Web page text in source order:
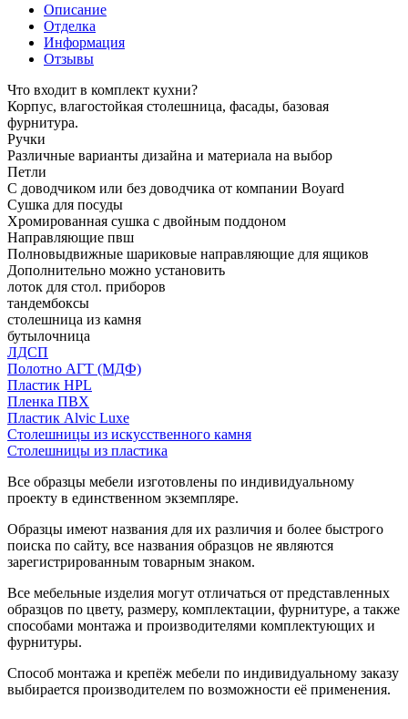
Описание
Отделка
Информация
Отзывы
Что входит в комплект кухни?
Корпус, влагостойкая столешница, фасады, базовая
фурнитура.
Ручки
Различные варианты дизайна и материала на выбор
Петли
С доводчиком или без доводчика от компании Boyard
Сушка для посуды
Хромированная сушка с двойным поддоном
Направляющие пвш
Полновыдвижные шариковые направляющие для ящиков
Дополнительно можно установить
лоток для стол. приборов
тандембоксы
столешница из камня
бутылочница
ЛДСП
Полотно АГТ (МДФ)
Пластик HPL
Пленка ПВХ
Пластик Alvic Luxe
Столешницы из искусственного камня
Столешницы из пластика
Все образцы мебели изготовлены по индивидуальному
проекту в единственном экземпляре.
Образцы имеют названия для их различия и более быстрого
поиска по сайту, все названия образцов не являются
зарегистрированным товарным знаком.
Все мебельные изделия могут отличаться от представленных
образцов по цвету, размеру, комплектации, фурнитуре, а также
способами монтажа и производителями комплектующих и
фурнитуры.
Способ монтажа и крепёж мебели по индивидуальному заказу
выбирается производителем по возможности её применения.